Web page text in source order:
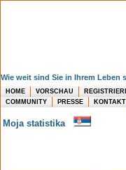
Wie weit sind Sie in Ihrem Leben
HOME VORSCHAU
COMMUNITY
PRESSE KONTAKT
Moja statistika